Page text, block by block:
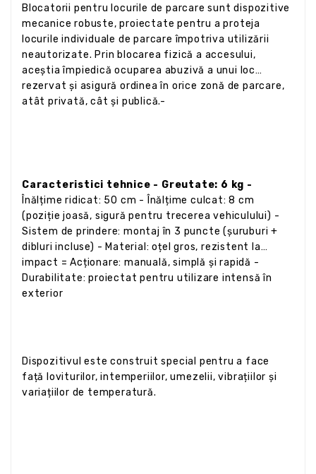
Blocatorii pentru locurile de parcare sunt dispozitive
mecanice robuste, proiectate pentru a proteja
locurile individuale de parcare împotriva utilizării
neautorizate. Prin blocarea fizică a accesului,
aceștia împiedică ocuparea abuzivă a unui loc
rezervat și asigură ordinea în orice zonă de parcare,
atât privată, cât și publică.-
Caracteristici tehnice - Greutate: 6 kg -
Înălțime ridicat: 50 cm - Înălțime culcat: 8 cm
(poziție joasă, sigură pentru trecerea vehiculului) -
Sistem de prindere: montaj în 3 puncte (șuruburi +
dibluri incluse) - Material: oțel gros, rezistent la
impact = Acționare: manuală, simplă și rapidă -
Durabilitate: proiectat pentru utilizare intensă în
exterior
Dispozitivul este construit special pentru a face
față loviturilor, intemperiilor, umezelii, vibrațiilor și
variațiilor de temperatură.